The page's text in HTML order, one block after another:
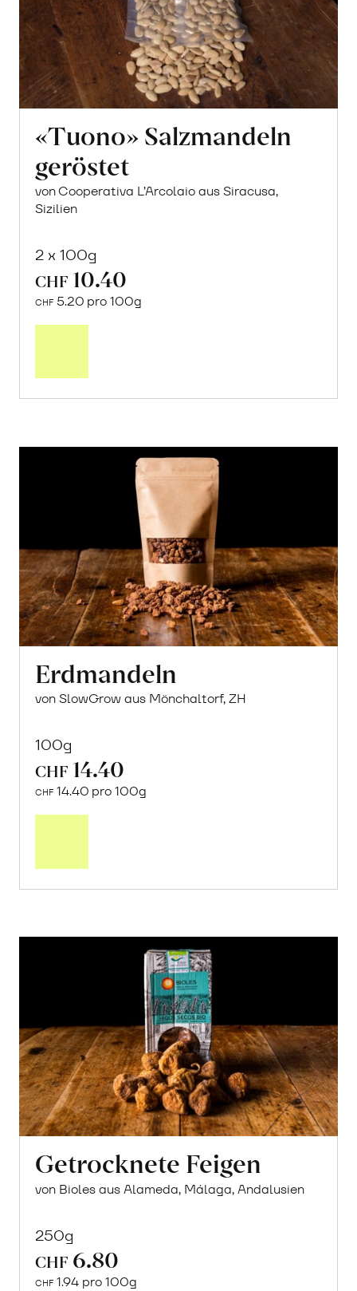
«Tuono» Salzmandeln
geröstet
von Cooperativa L’Arcolaio aus Siracusa,
Sizilien
2 x 100g
CHF 10.40
CHF 5.20 pro 100g
Erdmandeln
von SlowGrow aus Mönchaltorf, ZH
100g
CHF 14.40
CHF 14.40 pro 100g
Getrocknete Feigen
von Bioles aus Alameda, Málaga, Andalusien
250g
CHF 6.80
CHF 1.94 pro 100g